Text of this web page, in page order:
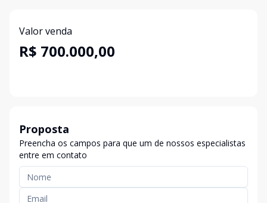
Valor venda
R$ 700.000,00
Proposta
Preencha os campos para que um de nossos especialistas
entre em contato